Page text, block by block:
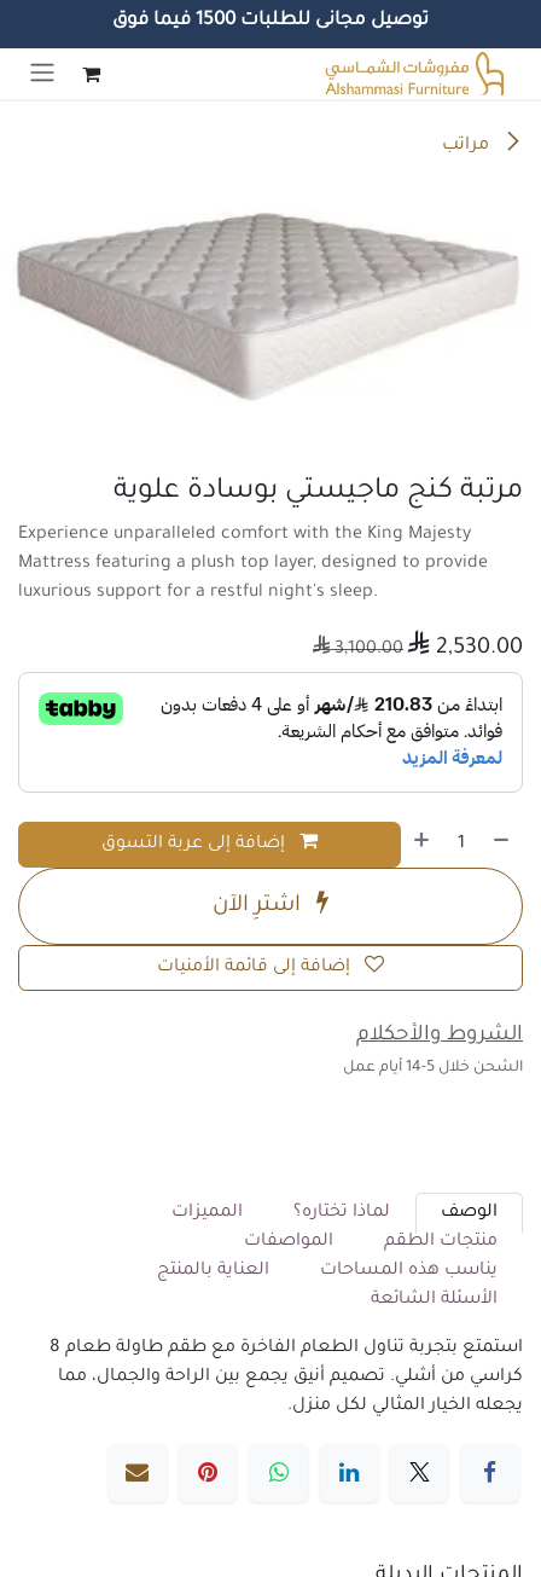
توصيل مجانى للطلبات 1500 فيما فوق
تخطي للذهاب إلى المحتوى
مراتب
مرتبة كنج ماجيستي بوسادة علوية
Experience unparalleled comfort with the King Majesty
Mattress featuring a plush top layer, designed to provide
luxurious support for a restful night's sleep.
2,530.00
3,100.00

إضافة إلى عربة التسوق
اشترِ الآن
إضافة إلى قائمة الأمنيات
الشروط والأحكلام
الشحن خلال 5-14 أيام عمل
الوصف لماذا تختاره؟
المميزات
منتجات الطقم
المواصفات
يناسب هذه المساحات
العناية بالمنتج
الأسئلة الشائعة
استمتع بتجربة تناول الطعام الفاخرة مع طقم طاولة طعام 8
كراسي من أشلي. تصميم أنيق يجمع بين الراحة والجمال، مما
يجعله الخيار المثالي لكل منزل.